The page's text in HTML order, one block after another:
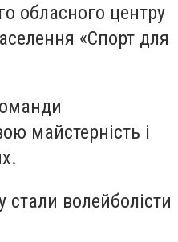
обласного центру
«Спорт для
майстерність і
волейболісти